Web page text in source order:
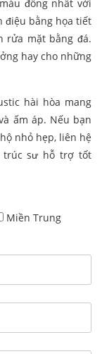
đồng nhất với
điệu bằng họa tiết
rửa mặt bằng đá.
hay cho những
hài hòa mang
ấm áp. Nếu bạn
nhỏ hẹp, liên hệ
trúc sư hỗ trợ tốt
Miền Trung